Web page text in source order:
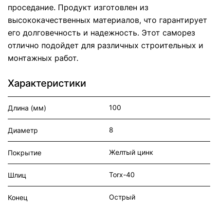
проседание. Продукт изготовлен из
высококачественных материалов, что гарантирует
его долговечность и надежность. Этот саморез
отлично подойдет для различных строительных и
монтажных работ.
Характеристики
Длина (мм) 100
Диаметр 8
Покрытие Желтый цинк
Шлиц Torx-40
Конец Острый